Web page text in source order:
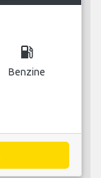
local_gas_station
Benzine